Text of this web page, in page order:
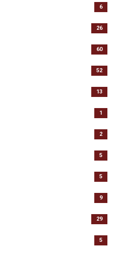
6
26
60
52
13
1
2
5
5
9
29
5